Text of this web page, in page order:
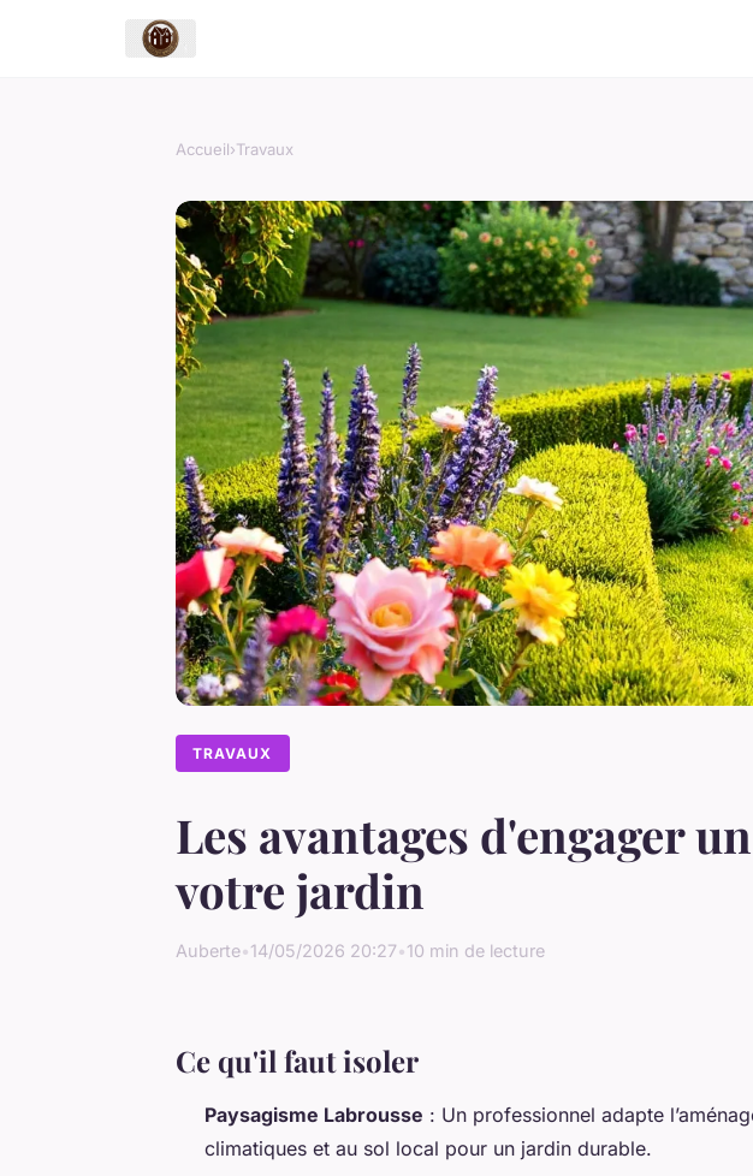
Accueil›Travaux
TRAVAUX
Les avantages d'engager
votre jardin
Auberte•14/05/2026 20:27•10 min de lecture
Ce qu'il faut isoler
Paysagisme Labrousse : Un professionnel adapte
climatiques et au sol local pour un jardin durable.